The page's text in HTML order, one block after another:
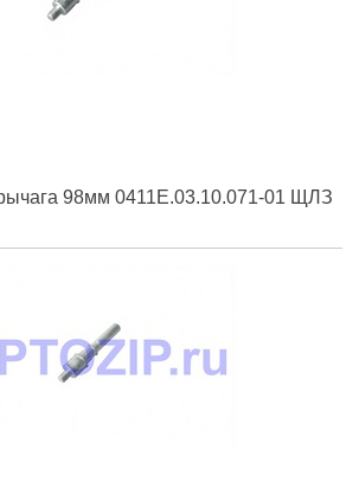
98мм 0411Е.03.10.071-01 ЩЛЗ